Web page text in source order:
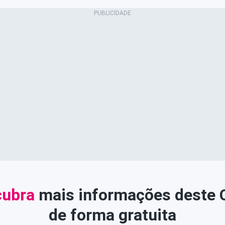
mais informações deste
de forma gratuita